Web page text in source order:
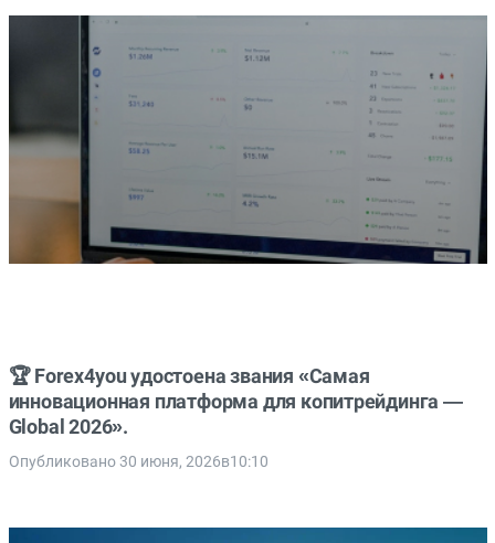
🏆 Forex4you удостоена звания «Самая
инновационная платформа для копитрейдинга —
Global 2026».
Опубликовано 30 июня, 2026в10:10